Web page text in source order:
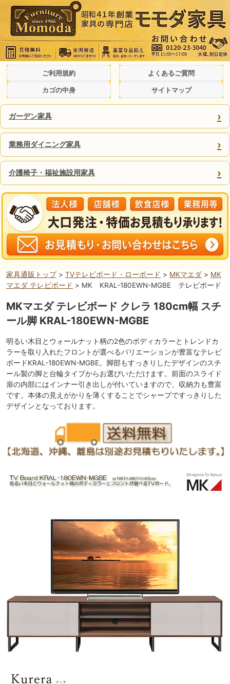
ご利用規約 よくあるご質問
カゴの中身 サイトマップ
ガーデン家具 ›
業務用ダイニング家具 ›
介護椅子・福祉施設用家具 ›
家具通販トップ> TVテレビボード・ローボード > MKマエダ > MK
マエダ テレビボード > MK KRAL-180EWN-MGBE テレビボード
MKマエダ テレビボード クレラ 180cm幅 スチ
ール脚 KRAL-180EWN-MGBE
明るい木目とウォールナット柄の2色のボディカラーとトレンドカ
ラーを取り入れたフロントが選べるバリエーションが豊富なテレビ
ボードKRAL-180EWN-MGBE。脚部もすっきりしたデザインのスチ
ール製の脚と台輪タイプからお選びいただけます。前面のスライド
扉の内部にはインナー引き出しが付いていますので、収納力も豊富
です。本体の見えがかりを薄くすることでシャープですっきりした
デザインとなっております。